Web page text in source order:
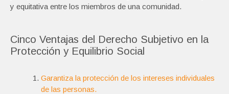
y equitativa entre los miembros de una comunidad.
Cinco Ventajas del Derecho Subjetivo en la
Protección y Equilibrio Social
Garantiza la protección de los intereses individuales
de las personas.